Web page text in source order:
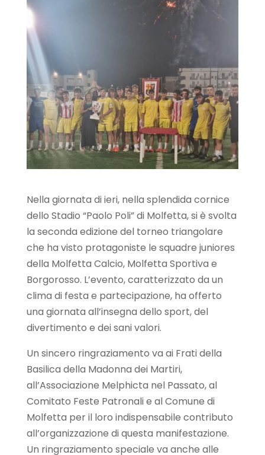
Nella giornata di ieri, nella splendida cornice
dello Stadio “Paolo Poli” di Molfetta, si è svolta
la seconda edizione del torneo triangolare
che ha visto protagoniste le squadre juniores
della Molfetta Calcio, Molfetta Sportiva e
Borgorosso. L’evento, caratterizzato da un
clima di festa e partecipazione, ha offerto
una giornata all’insegna dello sport, del
divertimento e dei sani valori.
Un sincero ringraziamento va ai Frati della
Basilica della Madonna dei Martiri,
all’Associazione Melphicta nel Passato, al
Comitato Feste Patronali e al Comune di
Molfetta per il loro indispensabile contributo
all’organizzazione di questa manifestazione.
Un ringraziamento speciale va anche alle